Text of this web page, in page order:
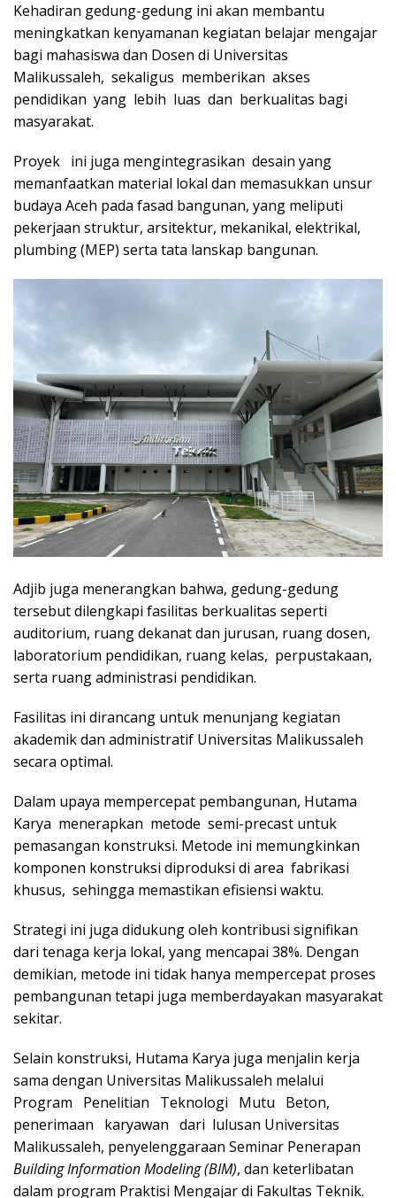
Kehadiran gedung-gedung ini akan membantu
meningkatkan kenyamanan kegiatan belajar mengajar
bagi mahasiswa dan Dosen di Universitas
Malikussaleh, sekaligus memberikan akses
pendidikan yang lebih luas dan berkualitas bagi
masyarakat.
Proyek ini juga mengintegrasikan desain yang
memanfaatkan material lokal dan memasukkan unsur
budaya Aceh pada fasad bangunan, yang meliputi
pekerjaan struktur, arsitektur, mekanikal, elektrikal,
plumbing (MEP) serta tata lanskap bangunan.
Adjib juga menerangkan bahwa, gedung-gedung
tersebut dilengkapi fasilitas berkualitas seperti
auditorium, ruang dekanat dan jurusan, ruang dosen,
laboratorium pendidikan, ruang kelas, perpustakaan,
serta ruang administrasi pendidikan.
Fasilitas ini dirancang untuk menunjang kegiatan
akademik dan administratif Universitas Malikussaleh
secara optimal.
Dalam upaya mempercepat pembangunan, Hutama
Karya menerapkan metode semi-precast untuk
pemasangan konstruksi. Metode ini memungkinkan
komponen konstruksi diproduksi di area fabrikasi
khusus, sehingga memastikan efisiensi waktu.
Strategi ini juga didukung oleh kontribusi signifikan
dari tenaga kerja lokal, yang mencapai 38%. Dengan
demikian, metode ini tidak hanya mempercepat proses
pembangunan tetapi juga memberdayakan masyarakat
sekitar.
Selain konstruksi, Hutama Karya juga menjalin kerja
sama dengan Universitas Malikussaleh melalui
Program Penelitian Teknologi Mutu Beton,
penerimaan karyawan dari lulusan Universitas
Malikussaleh, penyelenggaraan Seminar Penerapan
Building Information Modeling (BIM), dan keterlibatan
dalam program Praktisi Mengajar di Fakultas Teknik.